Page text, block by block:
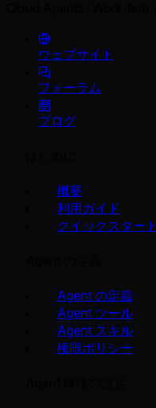
ウェブサイト
フォーラム
ブログ
概要
利用ガイド
クイックスタート
Agent の定義
Agent ツール
Agent スキル
権限ポリシー